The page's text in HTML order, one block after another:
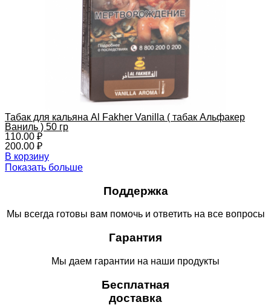
Табак для кальяна Al Fakher Vanilla ( табак Альфакер
Ваниль ) 50 гр
110.00 ₽
200.00 ₽
В корзину
Показать больше
Поддержка
Мы всегда готовы вам помочь и ответить на все вопросы
Гарантия
Мы даем гарантии на наши продукты
Бесплатная
доставка